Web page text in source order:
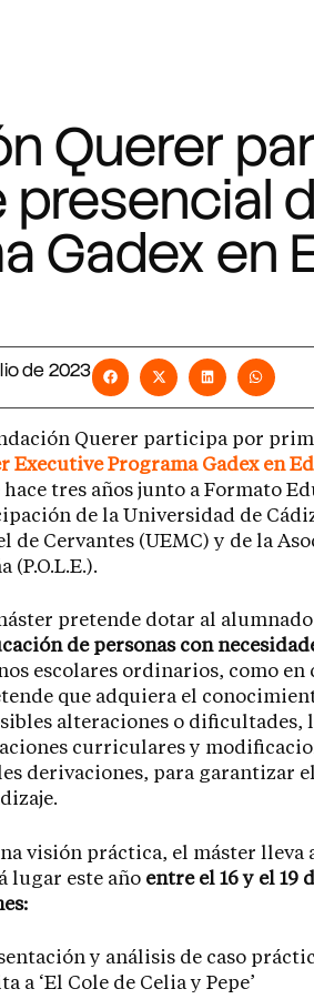
Querer
presencial
Gadex en
de 2023
Querer participa por
Executive Programa Gadex en
hace tres años junto a Formato
de la Universidad de
de Cervantes (UEMC) y de la
(P.O.L.E.).
pretende dotar al
de personas con
escolares ordinarios, como en
que adquiera el
alteraciones o dificultades,
curriculares y
derivaciones, para garantizar
visión práctica, el máster lleva
lugar este año entre el 16 y el 19
y análisis de caso
a ‘El Cole de Celia y Pepe’